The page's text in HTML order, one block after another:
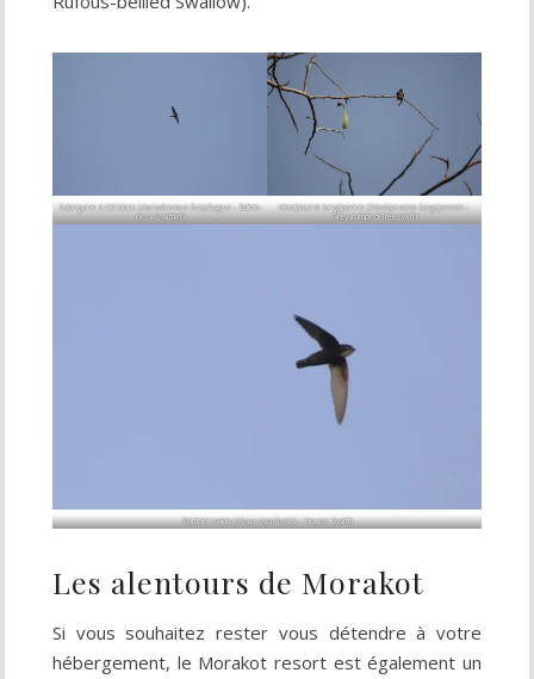
Salangane à nid blanc (Aerodramus fuciphagus– Edible-
nest Swiftlet)
Hémiprocné longipenne (Hemiprocne longipennis–
Grey-rumped Treeswift)
Martinet malais (Apus nipalensis– House Swift)
Les alentours de Morakot
Si vous souhaitez rester vous détendre à votre
hébergement, le Morakot resort est également un